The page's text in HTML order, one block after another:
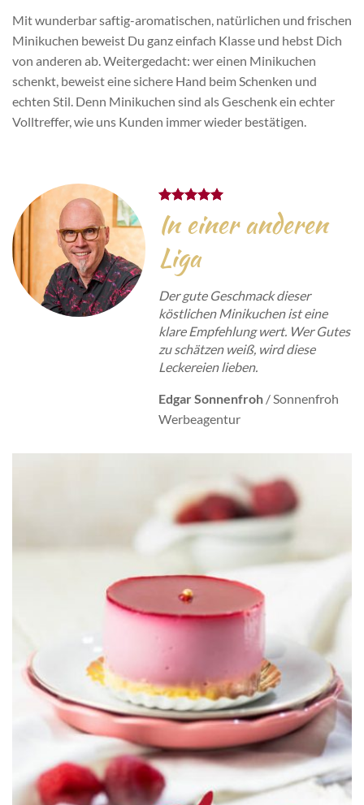
Mit wunderbar saftig-aromatischen, natürlichen und frischen
Minikuchen beweist Du ganz einfach Klasse und hebst Dich
von anderen ab. Weitergedacht: wer einen Minikuchen
schenkt, beweist eine sichere Hand beim Schenken und
echten Stil. Denn Minikuchen sind als Geschenk ein echter
Volltreffer, wie uns Kunden immer wieder bestätigen.
In einer anderen
Liga
Der gute Geschmack dieser
köstlichen Minikuchen ist eine
klare Empfehlung wert. Wer Gutes
zu schätzen weiß, wird diese
Leckereien lieben.
Edgar Sonnenfroh / Sonnenfroh
Werbeagentur